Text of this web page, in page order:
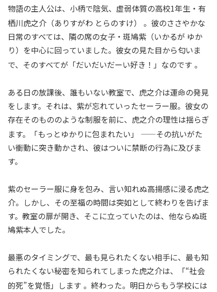
物語の主人公は、小柄で陰気、虚弱体質の高校1年生・有
栖川虎之介（ありすがわ とらのすけ） 。彼のささやかな
日常のすべては、隣の席の女子・斑鳩紫（いかるが ゆか
り）を中心に回っていました。彼女の見た目から匂いま
で、そのすべてが「だいだいだーい好き！」なのです 。
ある日の放課後、誰もいない教室で、虎之介は運命の発見
をします。それは、紫が忘れていったセーラー服。彼女の
存在そのもののような制服を前に、虎之介の理性は揺らぎ
ます。「もっとゆかりに包まれたい」 ——その抗いがた
い衝動に突き動かされ、彼はついに禁断の行為に及びま
す。
紫のセーラー服に身を包み、言い知れぬ高揚感に浸る虎之
介。しかし、その至福の時間は突如として終わりを告げま
す。教室の扉が開き、そこに立っていたのは、他ならぬ斑
鳩紫本人でした。
最悪のタイミングで、最も見られたくない相手に、最も知
られたくない秘密を知られてしまった虎之介は、「“社会
的死”を覚悟」します 。終わった。明日からもう学校には